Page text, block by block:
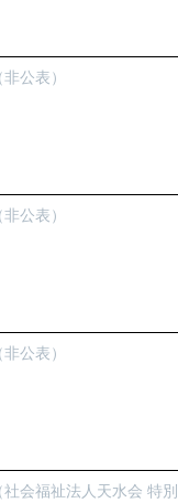
公表）
公表）
公表）
会福祉法人天水会 特別